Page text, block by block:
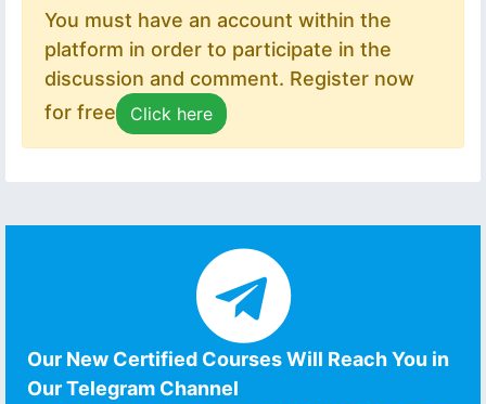
You must have an account within the
platform in order to participate in the
discussion and comment. Register now
for free
Click here
Our New Certified Courses Will Reach You in
Our Telegram Channel